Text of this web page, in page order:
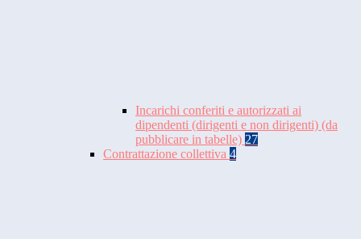
Incarichi conferiti e autorizzati ai
dipendenti (dirigenti e non dirigenti) (da
pubblicare in tabelle) 27
Contrattazione collettiva 4